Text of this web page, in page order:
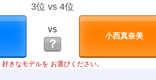
3位 vs 4位
VS
？
好きなモデルを お選びください。